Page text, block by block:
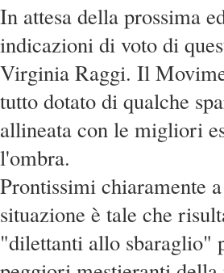
In attesa della prossima
indicazioni di voto di
Virginia Raggi. Il
tutto dotato di qualche
allineata con le migliori
l'ombra.
Prontissimi chiaramente
situazione è tale che
"dilettanti allo sbaraglio"